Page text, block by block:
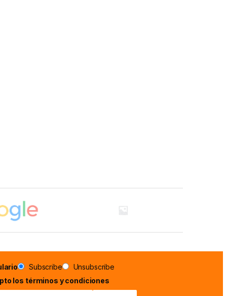
Subscribe
Unsubscribe
los términos y condiciones